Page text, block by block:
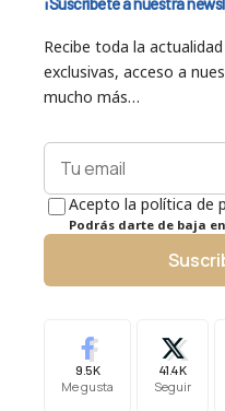
Recibe toda la
exclusivas, acceso a
mucho más…
Acepto la política de
Podrás darte de baja
9.5K
Me gusta
41.4K
Seguir